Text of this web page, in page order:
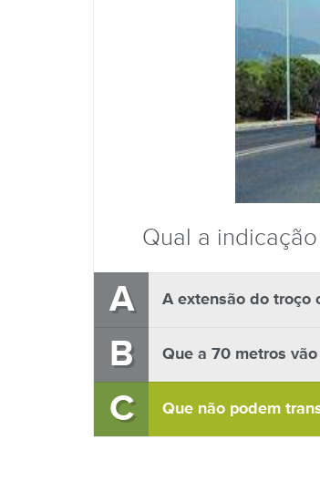
Qual a
A A extensão do troço
B Que a 70 metros
C Que não podem